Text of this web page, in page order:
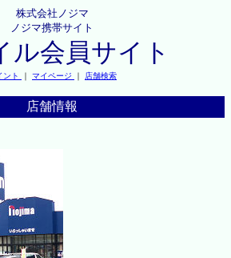
株式会社ノジマ
ノジマ携帯サイト
ル会員サイト
ント ｜ マイページ ｜ 店舗検索
店舗情報